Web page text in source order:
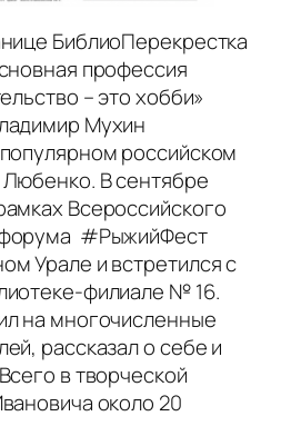
БиблиоПерекрестка
профессия
– это хобби»
Мухин
российском
В сентябре
Всероссийского
#РыжийФест
Урале и встретился с
филиале № 16.
на многочисленные
рассказал о себе и
в творческой
около 20